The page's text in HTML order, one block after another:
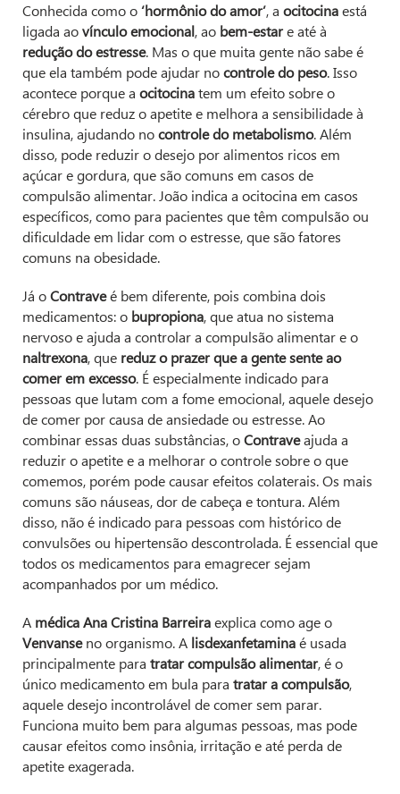
Conhecida como o‘hormônio do amor’, a ocitocinaestá
ligada aovínculo emocional, ao bem-estare até à
redução do estresse. Mas o que muita gente não sabe é
que ela também pode ajudar nocontrole do peso. Isso
acontece porque a ocitocinatem um efeito sobre o
cérebro que reduz o apetite e melhora a sensibilidade à
insulina, ajudando nocontrole do metabolismo. Além
disso, pode reduzir o desejo por alimentos ricos em
açúcar e gordura, que são comuns em casos de
compulsão alimentar. João indica a ocitocina em casos
específicos, como para pacientes que têm compulsão ou
dificuldade em lidar com o estresse, que são fatores
comuns na obesidade.
Já oContraveé bem diferente, pois combina dois
medicamentos: o bupropiona, que atua no sistema
nervoso e ajuda a controlar a compulsão alimentar e o
naltrexona, que reduz o prazer que a gente sente ao
comer em excesso. É especialmente indicado para
pessoas que lutam com a fome emocional, aquele desejo
de comer por causa de ansiedade ou estresse. Ao
combinar essas duas substâncias, oContraveajuda a
reduzir o apetite e a melhorar o controle sobre o que
comemos, porém pode causar efeitos colaterais. Os mais
comuns são náuseas, dor de cabeça e tontura. Além
disso, não é indicado para pessoas com histórico de
convulsões ou hipertensão descontrolada. É essencial que
todos os medicamentos para emagrecer sejam
acompanhados por um médico.
A médica Ana Cristina Barreiraexplica como age o
Venvanseno organismo. A lisdexanfetaminaé usada
principalmente para tratar compulsão alimentar, é o
único medicamento em bula para tratar a compulsão,
aquele desejo incontrolável de comer sem parar.
Funciona muito bem para algumas pessoas, mas pode
causar efeitos como insônia, irritação e até perda de
apetite exagerada.